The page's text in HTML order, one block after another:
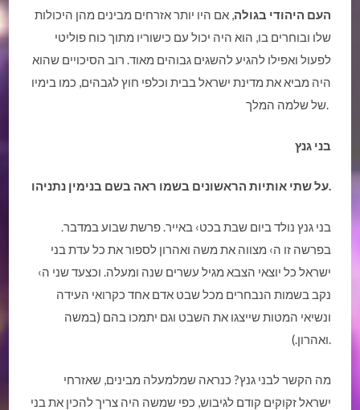
העם היהודי בגולה, אם היו יותר אזרחים מבינים מהן היכולות
שלו ובוחרים בו, הוא היה יכול עם כישוריו מתוך כוח פוליטי
לפעול ואפילו להגיע להשגים גבוהים מאוד. רוב הסיכויים שהוא
היה מביא את מדינת ישראל בבית וכלפי חוץ לגבהים, כמו בימיו
של שלמה המלך.
בני גנץ
על שתי אותיות הראשונים בשמו ראה בשם בנימין נתניהו.
בני גנץ נולד ביום שבת בכט› באייר. פרשת שבוע במדבר.
בפרשה זו ה› מצווה את משה ואהרון לספור את כל עדת בני
ישראל כל יוצאי הצבא מגיל עשרים שנה ומעלה. וכצעד שני ה›
נקב בשמות הנבחרים מכל שבט אדם אחד כקרואי העידה
ונשיאי המטות שייצגו את השבט וגם יתמכו בהם (במשה
מה הקשר לבני גנץ? כנראה שמלמעלה מבינים, שאזרחי
ישראל זקוקים קודם לגיבוש, כפי שמשה היה צריך להכין את בני